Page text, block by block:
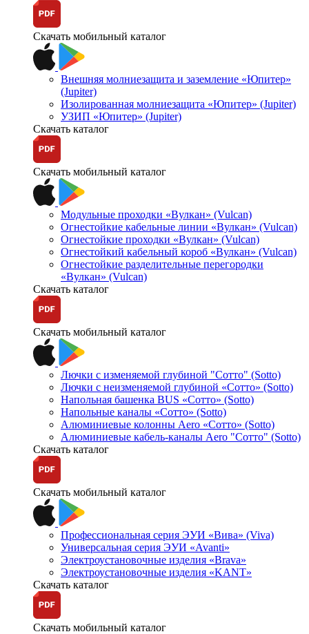
Скачать мобильный каталог
Внешняя молниезащита и заземление «Юпитер»
(Jupiter)
Изолированная молниезащита «Юпитер» (Jupiter)
УЗИП «Юпитер» (Jupiter)
Скачать каталог
Скачать мобильный каталог
Модульные проходки «Вулкан» (Vulcan)
Огнестойкие кабельные линии «Вулкан» (Vulcan)
Огнестойкие проходки «Вулкан» (Vulcan)
Огнестойкий кабельный короб «Вулкан» (Vulcan)
Огнестойкие разделительные перегородки
«Вулкан» (Vulcan)
Скачать каталог
Скачать мобильный каталог
Лючки с изменяемой глубиной "Сотто" (Sotto)
Лючки с неизменяемой глубиной «Сотто» (Sotto)
Напольная башенка BUS «Сотто» (Sotto)
Напольные каналы «Сотто» (Sotto)
Алюминиевые колонны Aero «Сотто» (Sotto)
Алюминиевые кабель-каналы Aero "Сотто" (Sotto)
Скачать каталог
Скачать мобильный каталог
Профессиональная серия ЭУИ «Вива» (Viva)
Универсальная серия ЭУИ «Avanti»
Электроустановочные изделия «Brava»
Электроустановочные изделия «KANT»
Скачать каталог
Скачать мобильный каталог